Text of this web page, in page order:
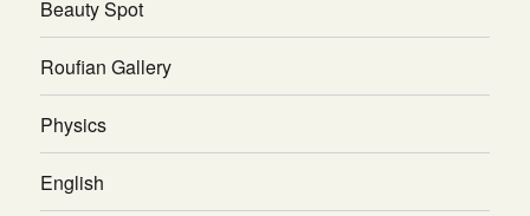
Beauty Spot
Roufian Gallery
Physics
English